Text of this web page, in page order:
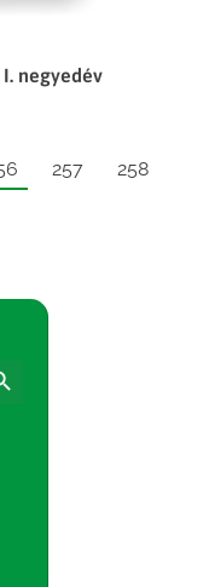
negyedév
257
258